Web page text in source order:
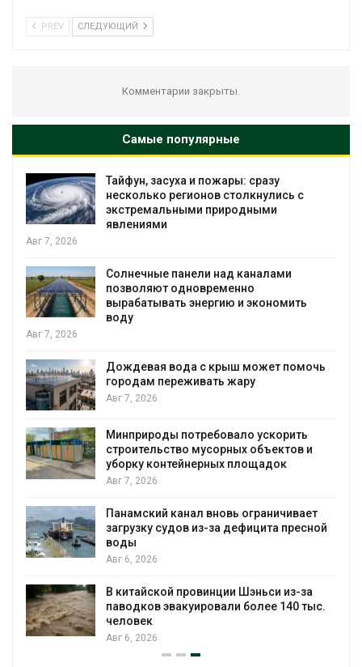
PREV СЛЕДУЮЩИЙ
Комментарии закрыты.
Самые популярные
Тайфун, засуха и пожары: сразу
несколько регионов столкнулись с
экстремальными природными
явлениями
Авг 7, 2026
Солнечные панели над каналами
позволяют одновременно
вырабатывать энергию и экономить
воду
Авг 7, 2026
Дождевая вода с крыш может помочь
городам переживать жару
Авг 7, 2026
Минприроды потребовало ускорить
строительство мусорных объектов и
уборку контейнерных площадок
Авг 7, 2026
Панамский канал вновь ограничивает
загрузку судов из-за дефицита пресной
воды
Авг 6, 2026
В китайской провинции Шэньси из-за
паводков эвакуировали более 140 тыс.
человек
Авг 6, 2026